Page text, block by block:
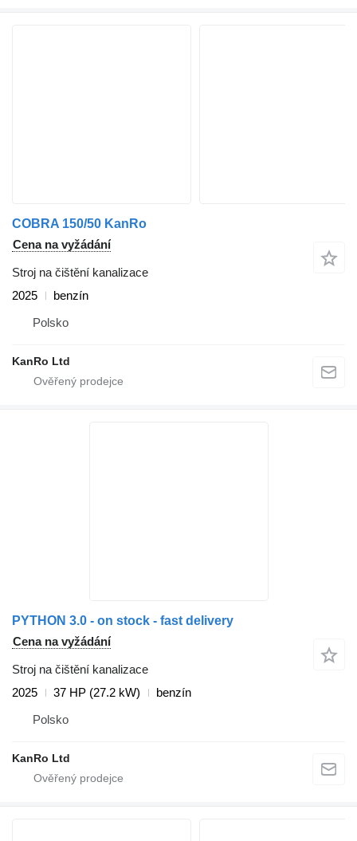
COBRA 150/50 KanRo
Cena na vyžádání
Stroj na čištění kanalizace
2025
benzín
Polsko
KanRo Ltd
PYTHON 3.0 - on stock - fast delivery
Cena na vyžádání
Stroj na čištění kanalizace
2025
37 HP (27.2 kW)
benzín
Polsko
KanRo Ltd